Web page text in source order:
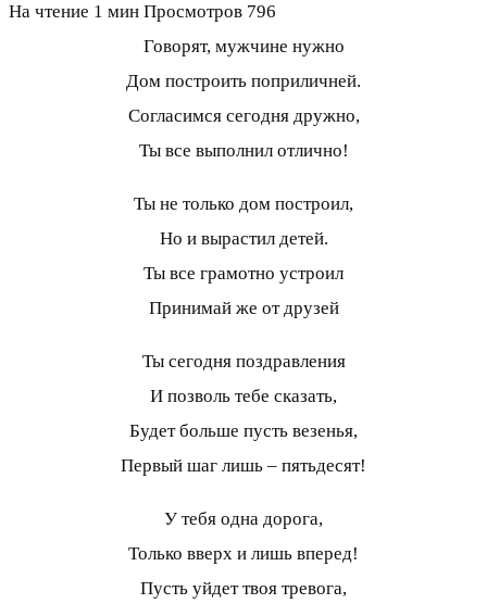
На чтение 1 мин Просмотров 796
Говорят, мужчине нужно
Дом построить поприличней.
Согласимся сегодня дружно,
Ты все выполнил отлично!
Ты не только дом построил,
Но и вырастил детей.
Ты все грамотно устроил
Принимай же от друзей
Ты сегодня поздравления
И позволь тебе сказать,
Будет больше пусть везенья,
Первый шаг лишь – пятьдесят!
У тебя одна дорога,
Только вверх и лишь вперед!
Пусть уйдет твоя тревога,